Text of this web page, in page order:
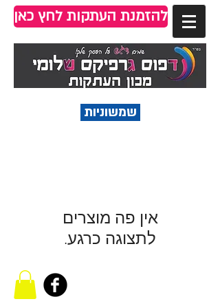
להזמנת העתקות לחץ כאן
שמשוניות
לתצוגה כרגע.